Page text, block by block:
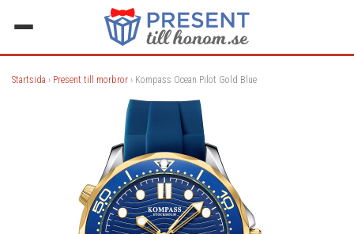
Startsida › Present till morbror › Kompass Ocean Pilot Gold Blue